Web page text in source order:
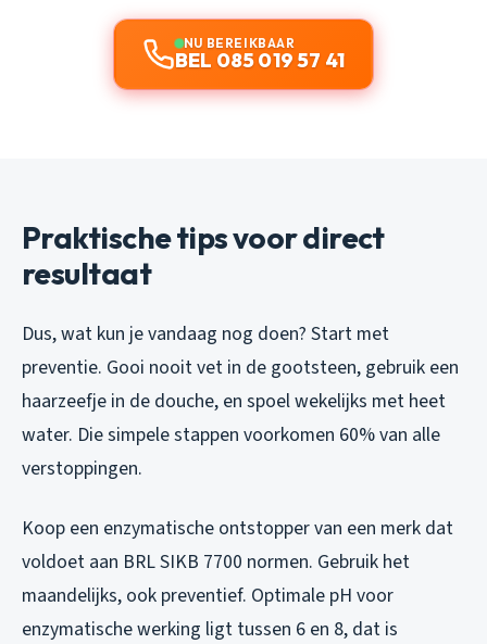
NU BEREIKBAAR
BEL 085 019 57 41
Praktische tips voor direct
resultaat
Dus, wat kun je vandaag nog doen? Start met
preventie. Gooi nooit vet in de gootsteen, gebruik een
haarzeefje in de douche, en spoel wekelijks met heet
water. Die simpele stappen voorkomen 60% van alle
verstoppingen.
Koop een enzymatische ontstopper van een merk dat
voldoet aan BRL SIKB 7700 normen. Gebruik het
maandelijks, ook preventief. Optimale pH voor
enzymatische werking ligt tussen 6 en 8, dat is